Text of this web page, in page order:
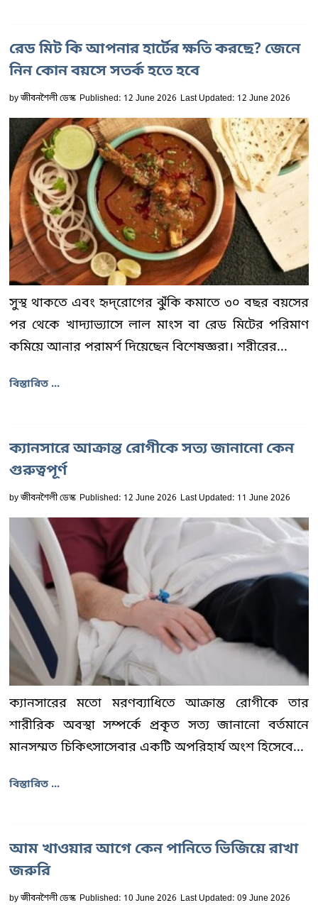
রেড মিট কি আপনার হার্টের ক্ষতি করছে? জেনে
নিন কোন বয়সে সতর্ক হতে হবে
byজীবনশৈলী ডেস্ক Published: 12 June 2026 Last Updated: 12 June 2026
সুস্থ থাকতে এবং হৃদ্‌রোগের ঝুঁকি কমাতে ৩০ বছর বয়সের
পর থেকে খাদ্যাভ্যাসে লাল মাংস বা রেড মিটের পরিমাণ
কমিয়ে আনার পরামর্শ দিয়েছেন বিশেষজ্ঞরা। শরীরের...
বিস্তারিত ...
ক্যানসারে আক্রান্ত রোগীকে সত্য জানানো কেন
গুরুত্বপূর্ণ
byজীবনশৈলী ডেস্ক Published: 12 June 2026 Last Updated: 11 June 2026
ক্যানসারের মতো মরণব্যাধিতে আক্রান্ত রোগীকে তার
শারীরিক অবস্থা সম্পর্কে প্রকৃত সত্য জানানো বর্তমানে
মানসম্মত চিকিৎসাসেবার একটি অপরিহার্য অংশ হিসেবে...
বিস্তারিত ...
আম খাওয়ার আগে কেন পানিতে ভিজিয়ে রাখা
জরুরি
byজীবনশৈলী ডেস্ক Published: 10 June 2026 Last Updated: 09 June 2026